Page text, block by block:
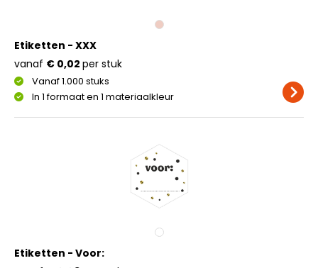
Etiketten - XXX
Vanaf 1.000 stuks
In 1 formaat en 1 materiaalkleur
vanaf € 0,02 per stuk
Etiketten - Voor: